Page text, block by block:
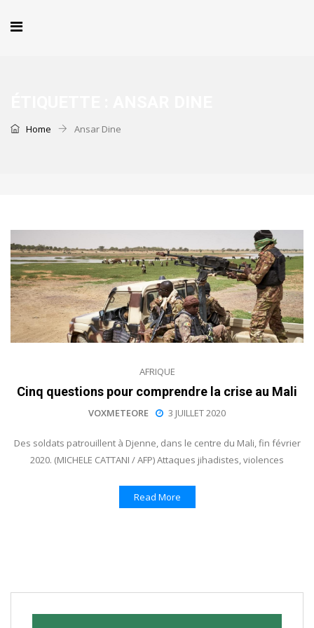
Home Ansar Dine
AFRIQUE
Cinq questions pour comprendre la crise au Mali
VOXMETEORE 3 JUILLET 2020
Des soldats patrouillent à Djenne, dans le centre du Mali, fin février
2020. (MICHELE CATTANI / AFP) Attaques jihadistes, violences
Read More